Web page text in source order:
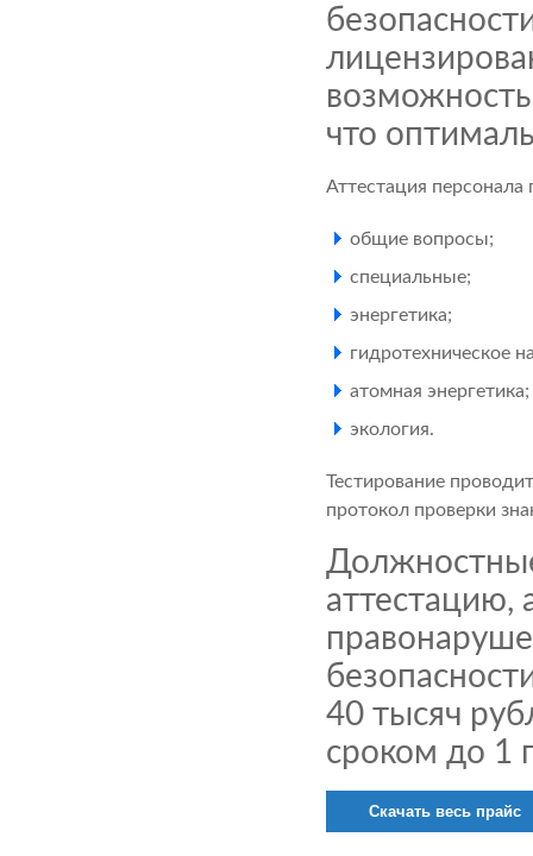
что
Аттестация
общие вопросы;
специальные;
энергетика;
гидротехническое
атомная энергетика;
экология.
Тестирование
протокол проверки
аттестацию,
40 тысяч
сроком до 1
Скачать весь прайс